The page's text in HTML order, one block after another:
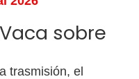
sobre
trasmisión, el